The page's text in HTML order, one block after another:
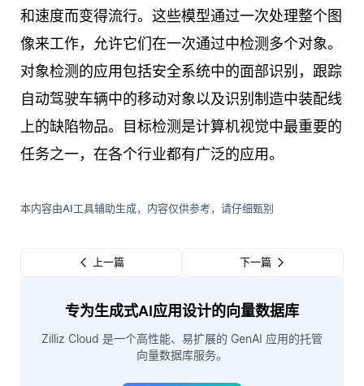
和速度而变得流行。这些模型通过一次处理整个图
像来工作，允许它们在一次通过中检测多个对象。
对象检测的应用包括安全系统中的面部识别，跟踪
自动驾驶车辆中的移动对象以及识别制造中装配线
上的缺陷物品。目标检测是计算机视觉中最重要的
任务之一，在各个行业都有广泛的应用。
本内容由AI工具辅助生成，内容仅供参考，请仔细甄别
上一篇 下一篇
专为生成式AI应用设计的向量数据库
Zilliz Cloud 是一个高性能、易扩展的 GenAI 应用的托管
向量数据库服务。